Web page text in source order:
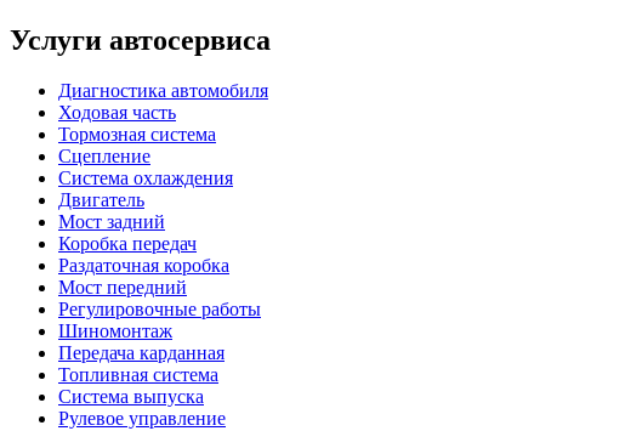
Услуги автосервиса
Диагностика автомобиля
Ходовая часть
Тормозная система
Сцепление
Система охлаждения
Двигатель
Мост задний
Коробка передач
Раздаточная коробка
Мост передний
Регулировочные работы
Шиномонтаж
Передача карданная
Топливная система
Система выпуска
Рулевое управление